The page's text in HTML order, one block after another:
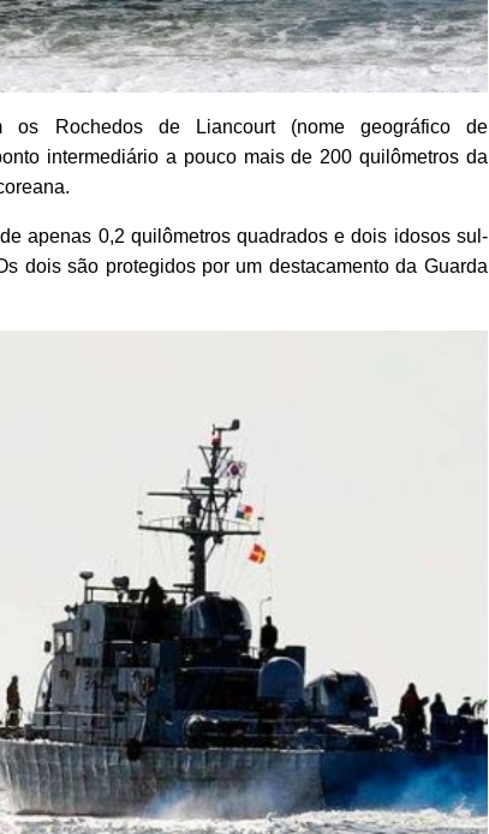
Rochedos de Liancourt (nome geográfico de
intermediário a pouco mais de 200 quilômetros da
apenas 0,2 quilômetros quadrados e dois idosos sul-
dois são protegidos por um destacamento da Guarda